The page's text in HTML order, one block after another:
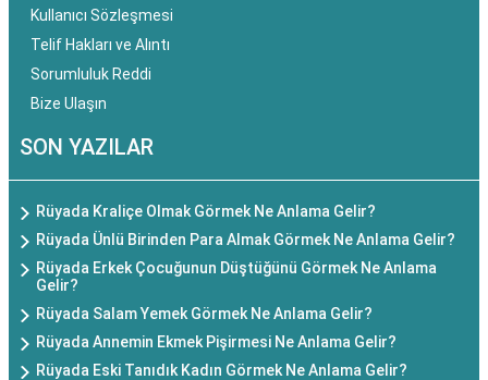
Kullanıcı Sözleşmesi
Telif Hakları ve Alıntı
Sorumluluk Reddi
Bize Ulaşın
SON YAZILAR
Rüyada Kraliçe Olmak Görmek Ne Anlama Gelir?
Rüyada Ünlü Birinden Para Almak Görmek Ne Anlama Gelir?
Rüyada Erkek Çocuğunun Düştüğünü Görmek Ne Anlama
Gelir?
Rüyada Salam Yemek Görmek Ne Anlama Gelir?
Rüyada Annemin Ekmek Pişirmesi Ne Anlama Gelir?
Rüyada Eski Tanıdık Kadın Görmek Ne Anlama Gelir?